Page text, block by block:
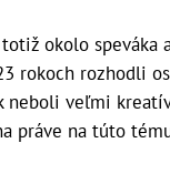
okolo
rokoch rozhodli
neboli veľmi
práve na túto